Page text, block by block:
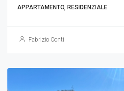
APPARTAMENTO, RESIDENZIALE
Fabrizio Conti